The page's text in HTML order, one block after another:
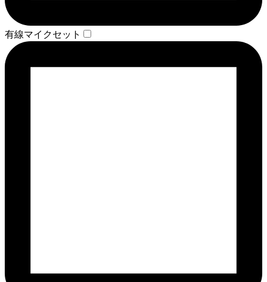
有線マイクセット